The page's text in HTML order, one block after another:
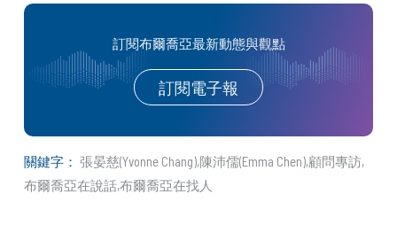
訂閱布爾喬亞最新動態與觀點
訂閱電子報
關鍵字： 張晏慈(Yvonne Chang)陳沛儒(Emma Chen)顧問專訪
布爾喬亞在說話布爾喬亞在找人